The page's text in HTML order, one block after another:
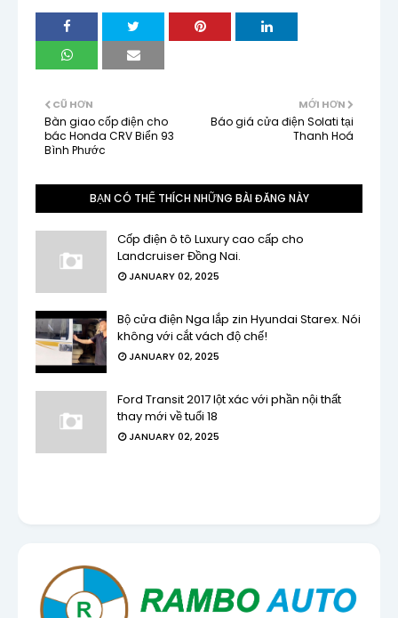
MỚI HƠN
Báo giá cửa điện Solati tại
Thanh Hoá
CŨ HƠN
Bàn giao cốp điện cho
bác Honda CRV Biển 93
Bình Phước
BẠN CÓ THỂ THÍCH NHỮNG BÀI ĐĂNG NÀY
Cốp điện ô tô Luxury cao cấp cho
Landcruiser Đồng Nai.
JANUARY 02, 2025
Bộ cửa điện Nga lắp zin Hyundai Starex. Nói
không với cắt vách độ chế!
JANUARY 02, 2025
Ford Transit 2017 lột xác với phần nội thất
thay mới về tuổi 18
JANUARY 02, 2025